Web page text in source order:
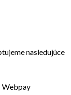
nasledujúce
Webpay